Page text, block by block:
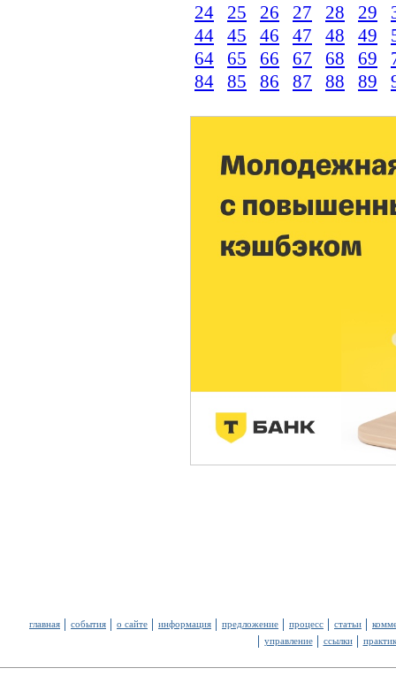
24
25 26 27 28 29
44
45 46 47 48 49
64
65 66 67 68 69
84
85 86 87 88 89
главная события о сайте информация предложение процесс статьи
управление
ссылки